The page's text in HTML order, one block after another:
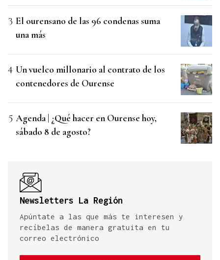
El ourensano de las 96 condenas suma
una más
Un vuelco millonario al contrato de los
contenedores de Ourense
Agenda | ¿Qué hacer en Ourense hoy,
sábado 8 de agosto?
Newsletters La Región
Apúntate a las que más te interesen y
recíbelas de manera gratuita en tu
correo electrónico